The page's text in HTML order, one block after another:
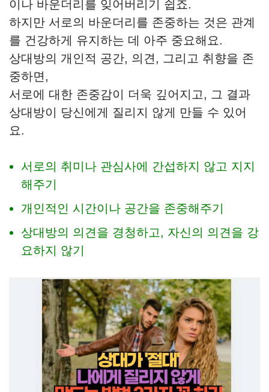
이나 바운더리를 잊어버리기 쉽죠.
하지만 서로의 바운더리를 존중하는 것은 관계
를 건강하게 유지하는 데 아주 중요해요.
상대방의 개인적 공간, 의견, 그리고 취향을 존
중하면,
서로에 대한 존중감이 더욱 깊어지고, 그 결과
상대방이 당신에게 질리지 않게 만들 수 있어
요.
서로의 취미나 관심사에 간섭하지 않고 지지
해주기
개인적인 시간이나 공간을 존중해주기
상대방의 의견을 경청하고, 자신의 의견을 강
요하지 않기